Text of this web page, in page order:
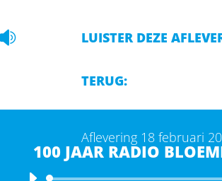
 LUISTER DEZE
TERUG:
Aflevering 18 februari
100 JAAR RADIO